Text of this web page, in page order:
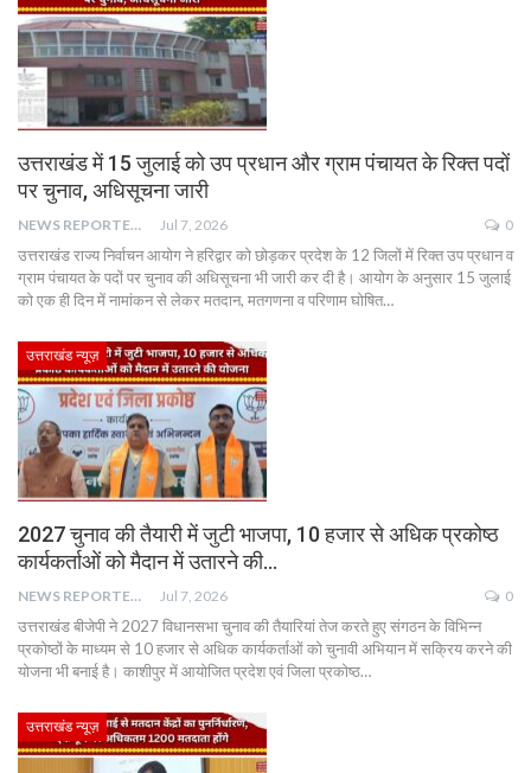
उत्तराखंड में 15 जुलाई को उप प्रधान और ग्राम पंचायत के रिक्त पदों
पर चुनाव, अधिसूचना जारी
NEWS REPORTER LIVE Jul 7, 2026 0
उत्तराखंड राज्य निर्वाचन आयोग ने हरिद्वार को छोड़कर प्रदेश के 12 जिलों में रिक्त उप प्रधान व
ग्राम पंचायत के पदों पर चुनाव की अधिसूचना भी जारी कर दी है। आयोग के अनुसार 15 जुलाई
को एक ही दिन में नामांकन से लेकर मतदान, मतगणना व परिणाम घोषित…
उत्तराखंड न्यूज़
2027 चुनाव की तैयारी में जुटी भाजपा, 10 हजार से अधिक प्रकोष्ठ
कार्यकर्ताओं को मैदान में उतारने की…
NEWS REPORTER LIVE Jul 7, 2026 0
उत्तराखंड बीजेपी ने 2027 विधानसभा चुनाव की तैयारियां तेज करते हुए संगठन के विभिन्न
प्रकोष्ठों के माध्यम से 10 हजार से अधिक कार्यकर्ताओं को चुनावी अभियान में सक्रिय करने की
योजना भी बनाई है। काशीपुर में आयोजित प्रदेश एवं जिला प्रकोष्ठ…
उत्तराखंड न्यूज़